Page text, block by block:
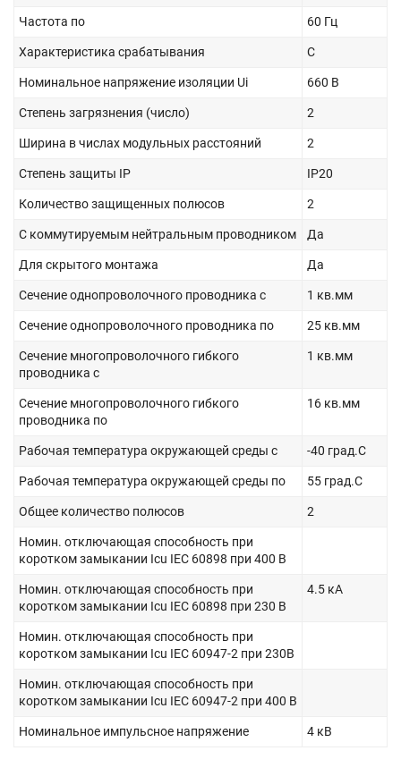
Частота по 60 Гц
Характеристика срабатывания C
Номинальное напряжение изоляции Ui 660 В
Степень загрязнения (число) 2
Ширина в числах модульных расстояний 2
Степень защиты IP IP20
Количество защищенных полюсов 2
С коммутируемым нейтральным проводником Да
Для скрытого монтажа Да
Сечение однопроволочного проводника с 1 кв.мм
Сечение однопроволочного проводника по 25 кв.мм
Сечение многопроволочного гибкого
проводника с
1 кв.мм
Сечение многопроволочного гибкого
проводника по
16 кв.мм
Рабочая температура окружающей среды с -40 град.C
Рабочая температура окружающей среды по 55 град.C
Общее количество полюсов 2
Номин. отключающая способность при
коротком замыкании Icu IEC 60898 при 400 В
Номин. отключающая способность при
коротком замыкании Icu IEC 60898 при 230 В
4.5 кА
Номин. отключающая способность при
коротком замыкании Icu IEC 60947-2 при 230В
Номин. отключающая способность при
коротком замыкании Icu IEC 60947-2 при 400 В
Номинальное импульсное напряжение 4 кВ